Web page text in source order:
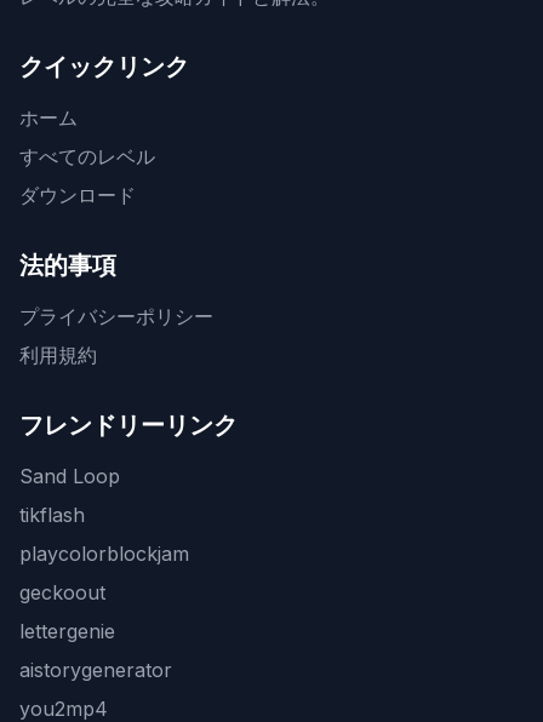
クイックリンク
ホーム
すべてのレベル
ダウンロード
法的事項
プライバシーポリシー
利用規約
フレンドリーリンク
Sand Loop
tikflash
playcolorblockjam
geckoout
lettergenie
aistorygenerator
you2mp4